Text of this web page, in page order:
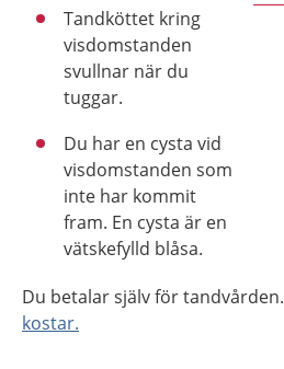
Tandköttet kring
visdomstanden
svullnar när du
tuggar.
Du har en cysta vid
visdomstanden som
inte har kommit
fram. En cysta är en
vätskefylld blåsa.
Du betalar själv för tandvården.
kostar.